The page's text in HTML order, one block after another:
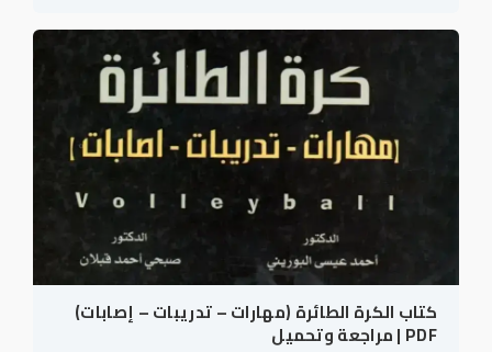
كتاب الكرة الطائرة (مهارات – تدريبات – إصابات)
PDF | مراجعة وتحميل